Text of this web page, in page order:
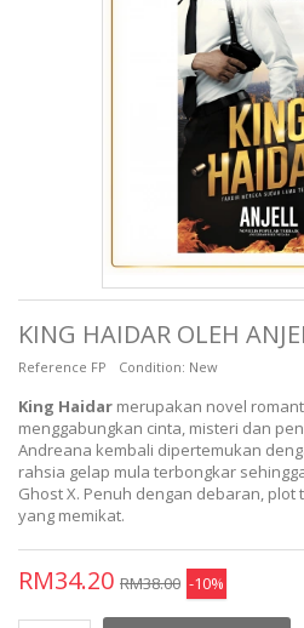
KING HAIDAR OLEH
Reference FP Condition: New
King Haidar merupakan novel
menggabungkan cinta, misteri dan
Andreana kembali dipertemukan
rahsia gelap mula terbongkar
Ghost X. Penuh dengan debaran,
yang memikat.
RM34.20 RM38.00 -10%